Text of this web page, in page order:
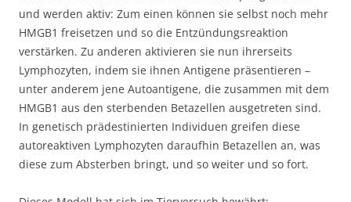
und werden aktiv: Zum einen können sie selbst noch mehr
HMGB1 freisetzen und so die Entzündungsreaktion
verstärken. Zu anderen aktivieren sie nun ihrerseits
Lymphozyten, indem sie ihnen Antigene präsentieren –
unter anderem jene Autoantigene, die zusammen mit dem
HMGB1 aus den sterbenden Betazellen ausgetreten sind.
In genetisch prädestinierten Individuen greifen diese
autoreaktiven Lymphozyten daraufhin Betazellen an, was
diese zum Absterben bringt, und so weiter und so fort.